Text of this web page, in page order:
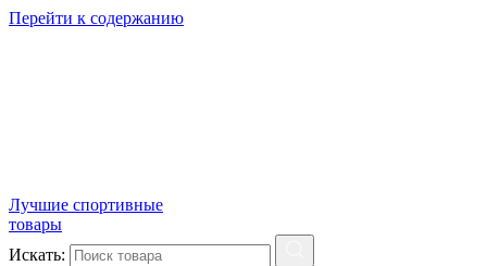
Перейти к содержанию
Лучшие спортивные
товары
Искать: